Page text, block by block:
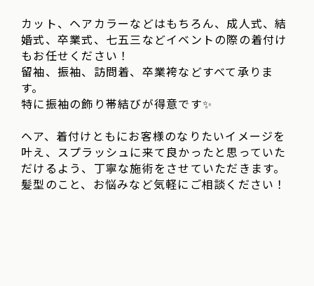
カット、ヘアカラーなどはもちろん、成人式、結
婚式、卒業式、七五三などイベントの際の着付け
もお任せください！
留袖、振袖、訪問着、卒業袴などすべて承りま
す。
特に振袖の飾り帯結びが得意です✨
ヘア、着付けともにお客様のなりたいイメージを
叶え、スプラッシュに来て良かったと思っていた
だけるよう、丁寧な施術をさせていただきます。
髪型のこと、お悩みなど気軽にご相談ください！